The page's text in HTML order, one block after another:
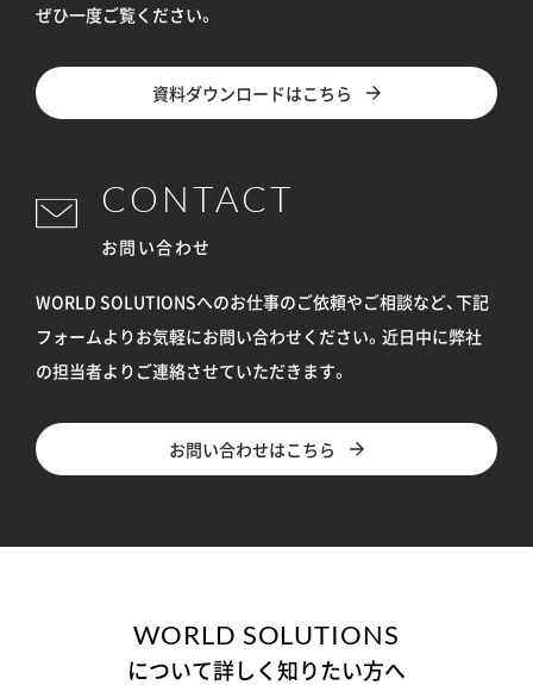
ぜひ一度ご覧ください。
資料ダウンロードはこちら
CONTACT
お問い合わせ
WORLD SOLUTIONSへのお仕事のご依頼やご相談など、下記
フォームよりお気軽にお問い合わせください。 近日中に弊社
の担当者よりご連絡させていただきます。
お問い合わせはこちら
WORLD SOLUTIONS
について詳しく知りたい方へ